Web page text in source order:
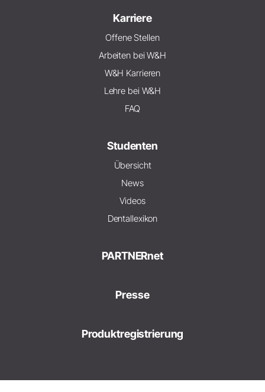
Karriere
Offene Stellen
Arbeiten bei W&H
W&H Karrieren
Lehre bei W&H
FAQ
Studenten
Übersicht
News
Videos
Dentallexikon
PARTNERnet
Presse
Produktregistrierung